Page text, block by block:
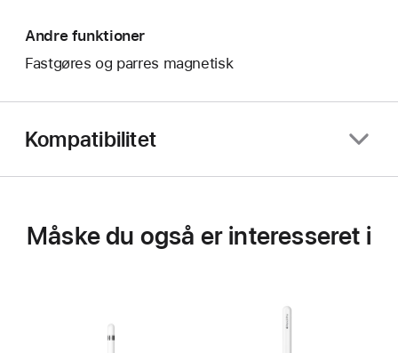
Andre funktioner
Fastgøres og parres magnetisk
Kompatibilitet
Måske du også er interesseret i